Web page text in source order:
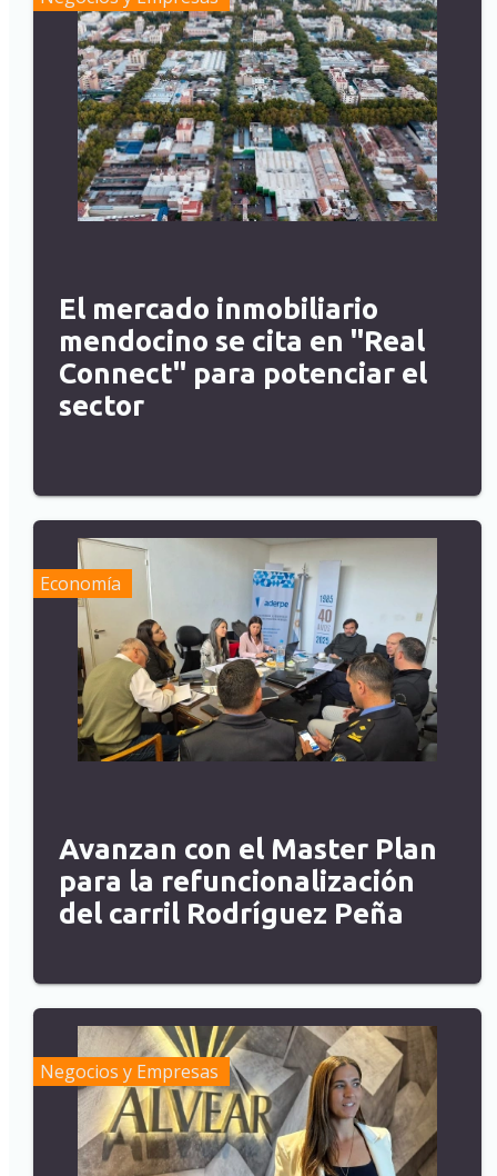
El mercado inmobiliario
mendocino se cita en "Real
Connect" para potenciar el
sector
Economía
Avanzan con el Master Plan
para la refuncionalización
del carril Rodríguez Peña
Negocios y Empresas